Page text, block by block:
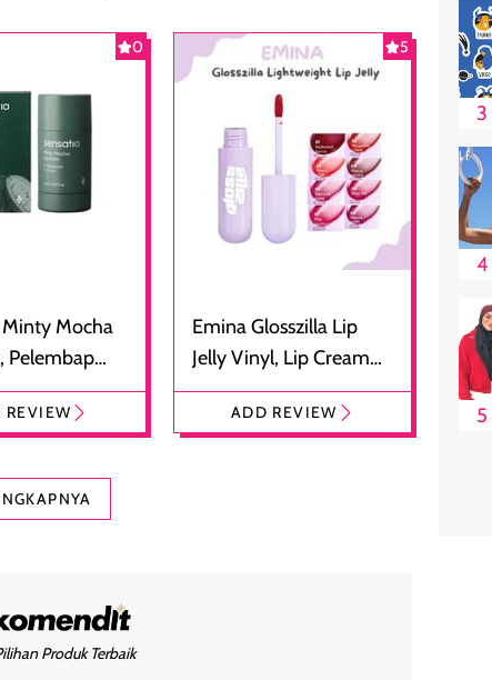
0
Minty Mocha
Pelembap
Aroma
REVIEW
5
Emina Glosszilla Lip
Jelly Vinyl, Lip Cream
Glossy Ringan dengan
Efek Bibir Plumpy
ADD REVIEW
Produk Terbaik
3
4
5